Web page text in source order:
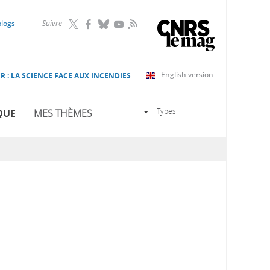
Suivre RSS
English version
: LA SCIENCE FACE AUX INCENDIES
MES THÈMES Types